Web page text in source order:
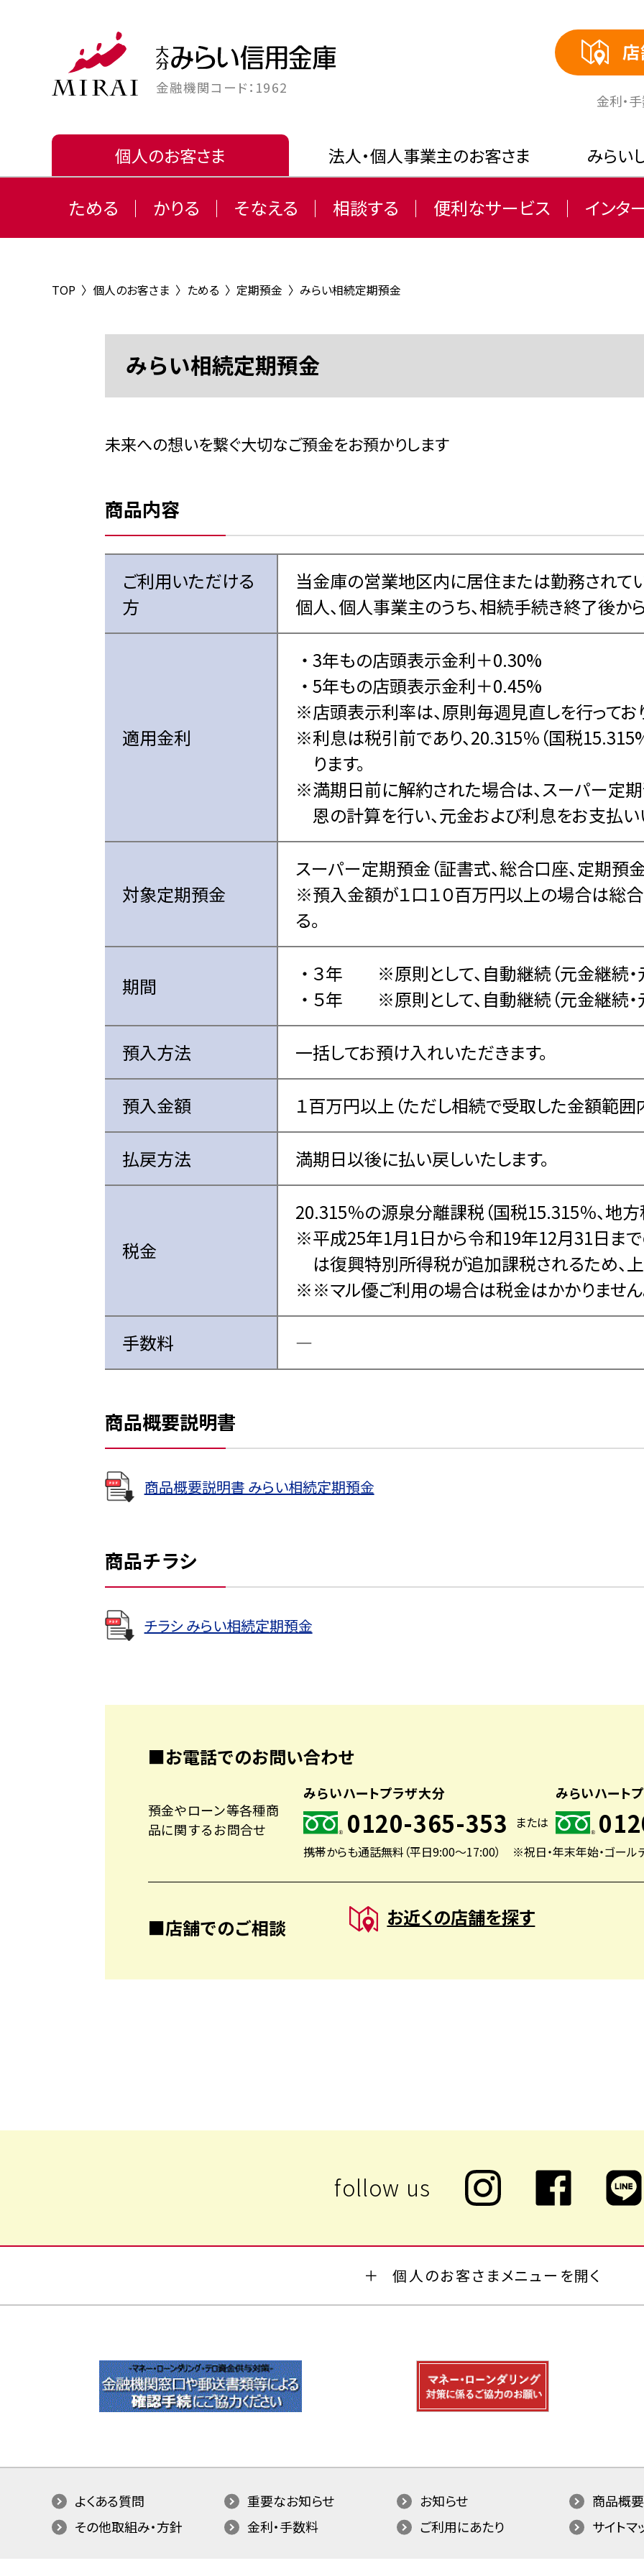
金融機関コード：1962
個人のお客さま
ためる かりる そなえる 相談する 便利なサービス インタ
法人・個人事業主のお客さま みらい
⾦利・
TOP 〉 個人のお客さま 〉 ためる 〉 定期預金 〉 みらい相続定期預金
みらい相続定期預金
未来への想いを繋ぐ大切なご預金をお預かりします
商品内容
ご利用いただける
方
当金庫の営業地区内に居住または勤務されて
個人、個人事業主のうち、相続手続き終了後か
適用金利
3年もの店頭表示金利＋0.30%
5年もの店頭表示金利＋0.45%
店頭表示利率は、原則毎週見直しを行ってお
利息は税引前であり、20.315％（国税
ります。
満期日前に解約された場合は、スーパー定
恩の計算を行い、元金および利息をお支払い
対象定期預金
スーパー定期預金（証書式、総合口座、定期預
※預入金額が１口１０百万円以上の場合は総
る。
期間
３年 ※原則として、自動継続（元金継続・
５年 ※原則として、自動継続（元金継続・
預入方法 一括してお預け入れいただきます。
預入金額 １百万円以上（ただし相続で受取した金額範囲
払戻方法 満期日以後に払い戻しいたします。
税金
20.315％の源泉分離課税（国税15.315％、地方
平成25年1月1日から令和19年12月31日ま
は復興特別所得税が追加課税されるため、
※マル優ご利用の場合は税金はかかりません
手数料 ―
商品概要説明書
商品概要説明書 みらい相続定期預金
商品チラシ
チラシ みらい相続定期預金
■お電話でのお問い合わせ
預金やローン等各種商
品に関するお問合せ
みらいハートプラザ大分
0120-365-353 または
みらいハート
携帯からも通話無料（平日9:00〜17:00） ※祝日・年末年始・ゴール
■店舗でのご相談 お近くの店舗を探す
個人のお客さまメニューを開く
よくある質問 重要なお知らせ お知らせ
商品概
その他取組み・方針
金利・手数料 ご利用にあたり サイトマ